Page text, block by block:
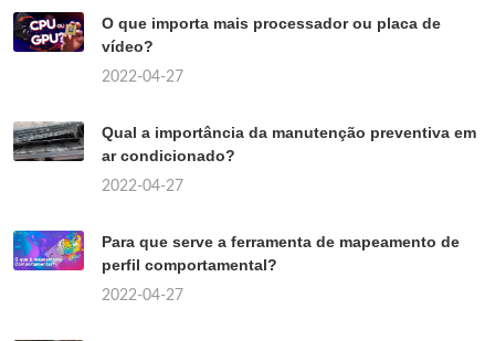
O que importa mais processador ou placa de
vídeo?
2022-04-27
Qual a importância da manutenção preventiva em
ar condicionado?
2022-04-27
Para que serve a ferramenta de mapeamento de
perfil comportamental?
2022-04-27